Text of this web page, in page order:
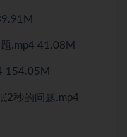
.mp4 41.08M
154.05M
2秒的问题.mp4